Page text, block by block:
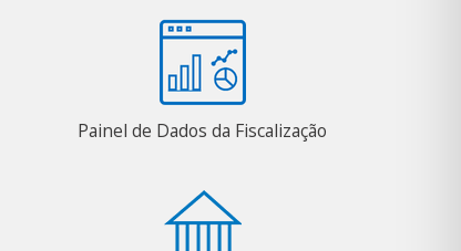
Painel de Dados da Fiscalização